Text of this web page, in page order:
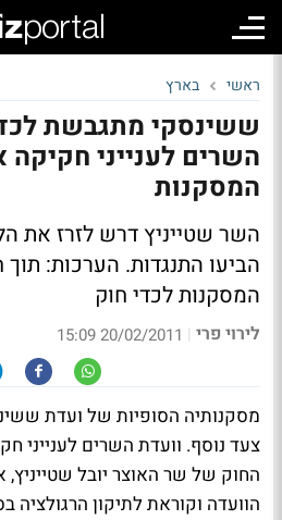
ראשי בארץ
ששינסקי מתגבשת
השרים לענייני
המסקנות
הביעו התנגדות. הערכות:
המסקנות לכדי חוק
לירוי פרי |
20/02/2011 15:09
מסקנותיה הסופיות של ועדת
צעד נוסף. וועדת השרים לענייני
החוק של שר האוצר יובל
הוועדה וקוראת לתיקון הרגולציה